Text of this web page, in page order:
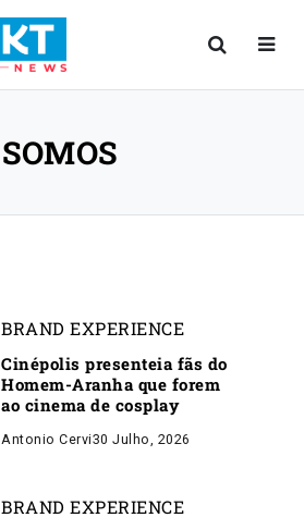
SOMOS
BRAND EXPERIENCE
Cinépolis presenteia fãs do
Homem-Aranha que forem
ao cinema de cosplay
Antonio Cervi30 Julho, 2026
BRAND EXPERIENCE